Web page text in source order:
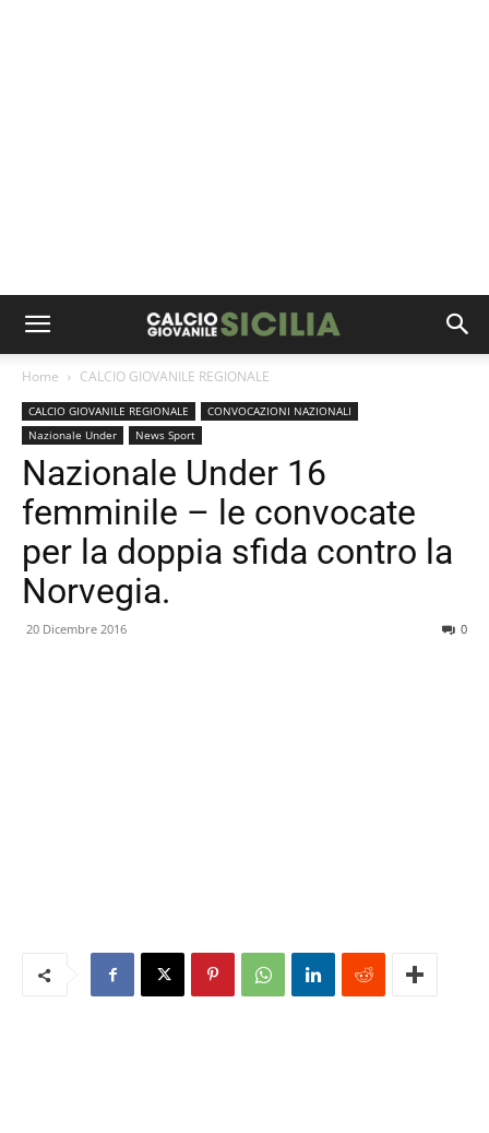
Home CALCIO GIOVANILE REGIONALE
CALCIO GIOVANILE REGIONALE
CONVOCAZIONI NAZIONALI
Nazionale Under
News Sport
Nazionale Under 16
femminile – le convocate
per la doppia sfida contro la
Norvegia.
20 Dicembre 2016 0